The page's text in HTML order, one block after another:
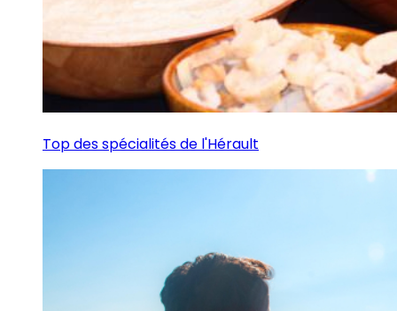
Top des spécialités de l'Hérault